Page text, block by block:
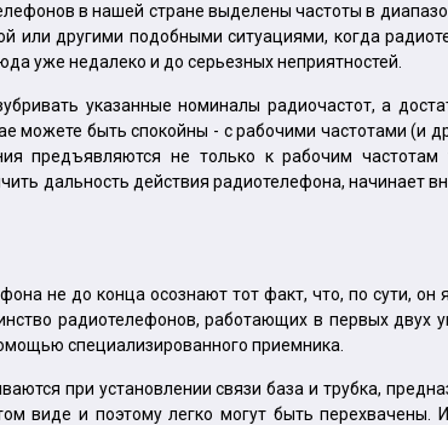
в нашей стране выделены частоты в
или другими подобными ситуациями, когда
уже недалеко и до серьезных неприятностей.
указанные номиналы радиочастот, а
можете быть спокойны - с рабочими частотами (и
предъявляются не только к рабочим
дальность действия радиотелефона, начинает
не до конца осознают тот факт, что, по сути,
радиотелефонов, работающих в первых двух
специализированного приемника.
при установлении связи база и трубка,
виде и поэтому легко могут быть перехвачены.